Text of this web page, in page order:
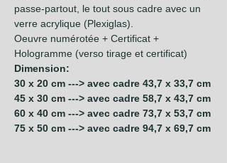
passe-partout, le tout sous cadre avec un
verre acrylique (Plexiglas).
Oeuvre numérotée + Certificat +
Hologramme (verso tirage et certificat)
Dimension:
30 x 20 cm ---> avec cadre 43,7 x 33,7 cm
45 x 30 cm ---> avec cadre 58,7 x 43,7 cm
60 x 40 cm ---> avec cadre 73,7 x 53,7 cm
75 x 50 cm ---> avec cadre 94,7 x 69,7 cm